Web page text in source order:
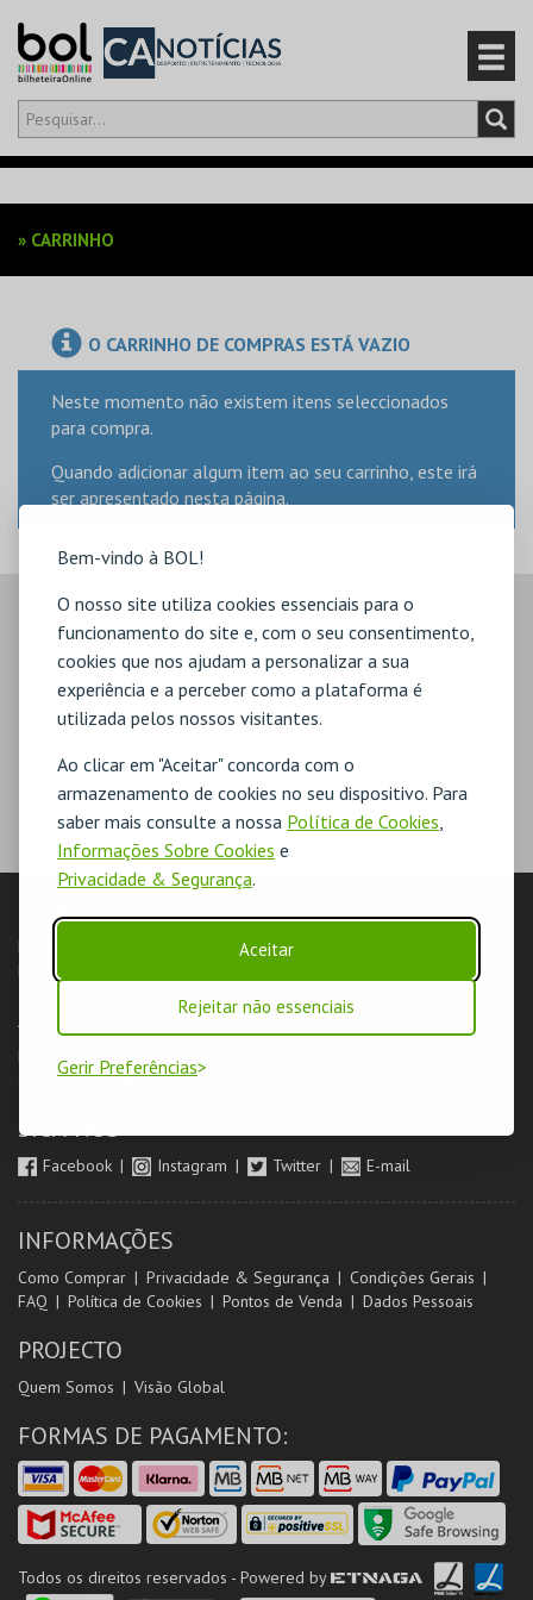
Bem-vindo à BOL!
O nosso site utiliza cookies essenciais para o
funcionamento do site e, com o seu consentimento,
cookies que nos ajudam a personalizar a sua
experiência e a perceber como a plataforma é
utilizada pelos nossos visitantes.
Ao clicar em "Aceitar" concorda com o
armazenamento de cookies no seu dispositivo. Para
saber mais consulte a nossa Política de Cookies
Informações Sobre Cookies e
Privacidade & Segurança.
Aceitar
Rejeitar não essenciais
Gerir Preferências
Olá,iniciar sessão
EVENTOS
CARTÕES
PRODUTOS
» CARRINHO
O CARRINHO DE COMPRAS ESTÁ VAZIO
Neste momento não existem itens seleccionados
para compra.
Quando adicionar algum item ao seu carrinho, este irá
ser apresentado nesta página.
LOJA
Pesquisar Carrinho de compras Eventos
Livro de Reclamações
AUTENTICAÇÃO
Login & Registo de Clientes
Orientadores de Salas
SIGA-NOS
Facebook Instagram Twitter E-mail
INFORMAÇÕES
Como Comprar Privacidade & Segurança
Condições Gerais
FAQ
Política de Cookies Pontos de Venda Dados Pessoais
PROJECTO
Quem Somos Visão Global
FORMAS DE PAGAMENTO:
Todos os direitos reservados - Powered by ETNAGA